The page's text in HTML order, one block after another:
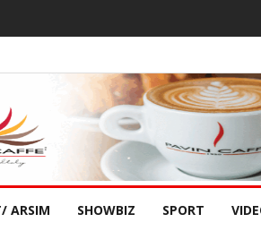
ARSIM SHOWBIZ SPORT